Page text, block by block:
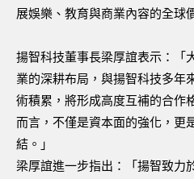
展娛樂、教育與商業內容的全球
揚智科技董事長梁厚誼表示：「
業的深耕布局，與揚智科技多年
術積累，將形成高度互補的合作
而言，不僅是資本面的強化，更
結。」
梁厚誼進一步指出：「揚智致力